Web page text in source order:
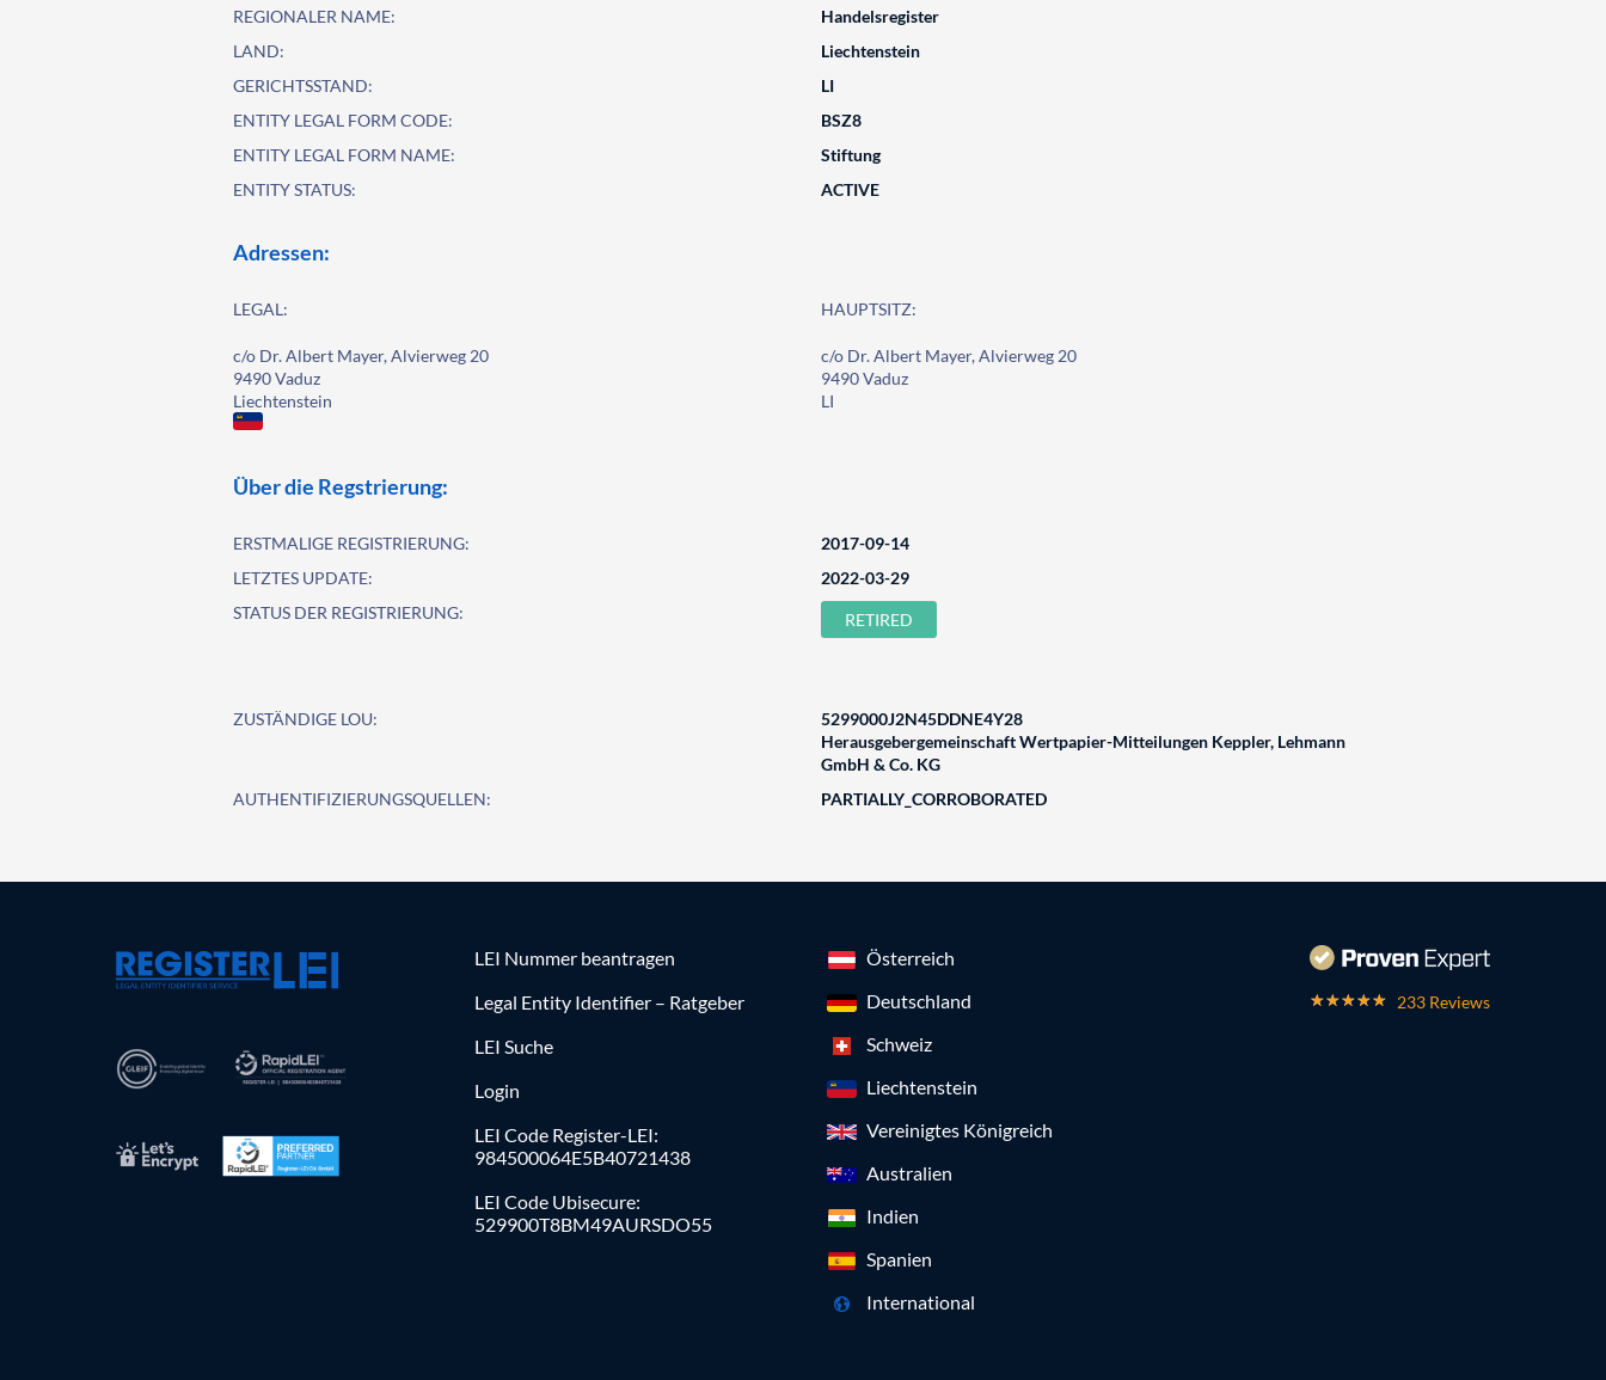
REGIONALER NAME:
Handelsregister
LAND:
Liechtenstein
GERICHTSSTAND:
LI
ENTITY LEGAL FORM CODE:
BSZ8
ENTITY LEGAL FORM NAME:
Stiftung
ENTITY STATUS:
ACTIVE
Adressen:
LEGAL:
c/o Dr. Albert Mayer, Alvierweg 20
9490 Vaduz
Liechtenstein
HAUPTSITZ:
c/o Dr. Albert Mayer, Alvierweg 20
9490 Vaduz
LI
Über die Regstrierung:
ERSTMALIGE REGISTRIERUNG:
2017-09-14
LETZTES UPDATE:
2022-03-29
STATUS DER REGISTRIERUNG:
RETIRED
ZUSTÄNDIGE LOU:
5299000J2N45DDNE4Y28
Herausgebergemeinschaft Wertpapier-Mitteilungen Keppler, Lehmann
GmbH & Co. KG
AUTHENTIFIZIERUNGSQUELLEN:
PARTIALLY_CORROBORATED
LEI Nummer beantragen
Legal Entity Identifier – Ratgeber
LEI Suche
Login
LEI Code Register-LEI:
984500064E5B40721438
LEI Code Ubisecure:
529900T8BM49AURSDO55
Österreich
Deutschland
Schweiz
Liechtenstein
Vereinigtes Königreich
Australien
Indien
Spanien
International
233 Reviews